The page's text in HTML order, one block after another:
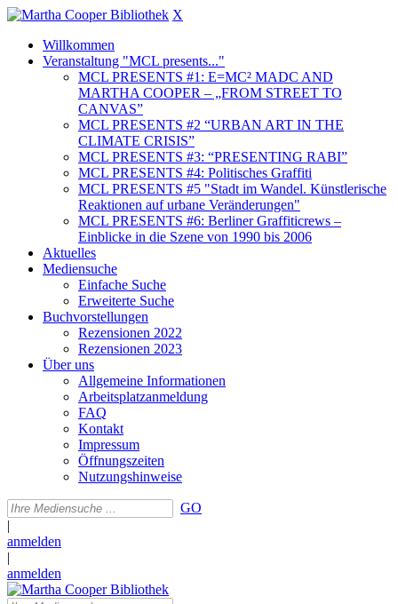
X
Willkommen
Veranstaltung "MCL presents..."
MCL PRESENTS #1: E=MC² MADC AND
MARTHA COOPER – „FROM STREET TO
CANVAS”
MCL PRESENTS #2 “URBAN ART IN THE
CLIMATE CRISIS”
MCL PRESENTS #3: “PRESENTING RABI”
MCL PRESENTS #4: Politisches Graffiti
MCL PRESENTS #5 "Stadt im Wandel. Künstlerische
Reaktionen auf urbane Veränderungen"
MCL PRESENTS #6: Berliner Graffiticrews –
Einblicke in die Szene von 1990 bis 2006
Aktuelles
Mediensuche
Einfache Suche
Erweiterte Suche
Buchvorstellungen
Rezensionen 2022
Rezensionen 2023
Über uns
Allgemeine Informationen
Arbeitsplatzanmeldung
FAQ
Kontakt
Impressum
Öffnungszeiten
Nutzungshinweise
GO
|
anmelden
|
anmelden